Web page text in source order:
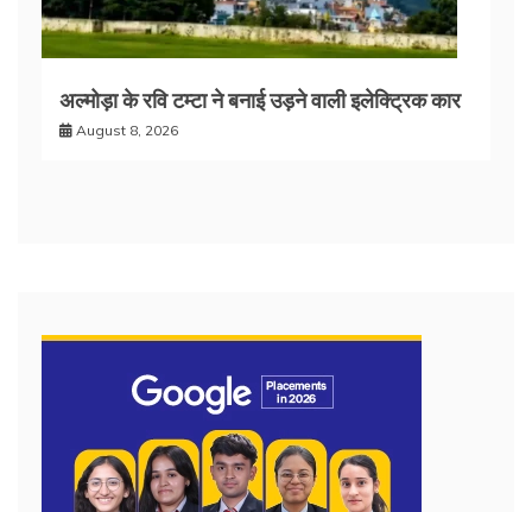
अल्मोड़ा के रवि टम्टा ने बनाई उड़ने वाली इलेक्ट्रिक कार
August 8, 2026